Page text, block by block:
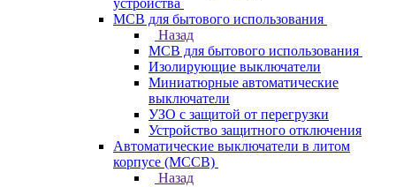
устройства
MCB для бытового использования
Назад
MCB для бытового использования
Изолирующие выключатели
Миниатюрные автоматические
выключатели
УЗО с защитой от перегрузки
Устройство защитного отключения
Автоматические выключатели в литом
корпусе (MCCB)
Назад